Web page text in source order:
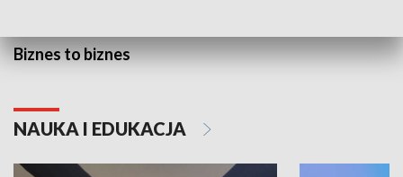
Biznes to biznes
NAUKA I EDUKACJA